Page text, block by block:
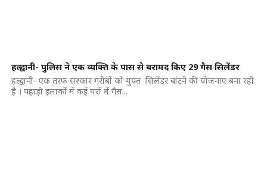
हल्द्वानी- पुलिस ने एक व्यक्ति के पास से बरामद किए 29 गैस सिलेंडर
हल्द्वानी- एक तरफ सरकार गरीबों को मुफ्त सिलेंडर बांटने की योजनाए बना रही
है । पहाड़ी इलाकों में कई घरों में गैस...